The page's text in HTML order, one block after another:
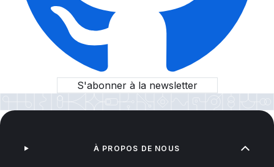
S'abonner à la newsletter
À PROPOS DE NOUS